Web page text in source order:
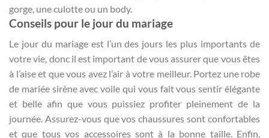
gorge, une culotte ou un body.
Conseils pour le jour du mariage
Le jour du mariage est l’un des jours les plus importants de
votre vie, donc il est important de vous assurer que vous êtes
à l’aise et que vous avez l’air à votre meilleur. Portez une robe
de mariée sirène avec voile qui vous fait vous sentir élégante
et belle afin que vous puissiez profiter pleinement de la
journée. Assurez-vous que vos chaussures sont confortables
et que tous vos accessoires sont à la bonne taille. Enfin,